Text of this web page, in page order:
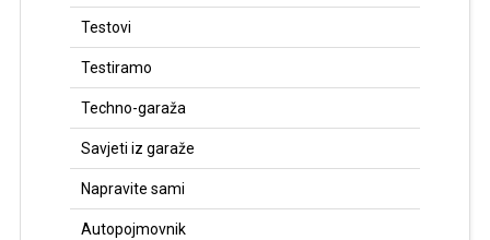
Testovi
Testiramo
Techno-garaža
Savjeti iz garaže
Napravite sami
Autopojmovnik